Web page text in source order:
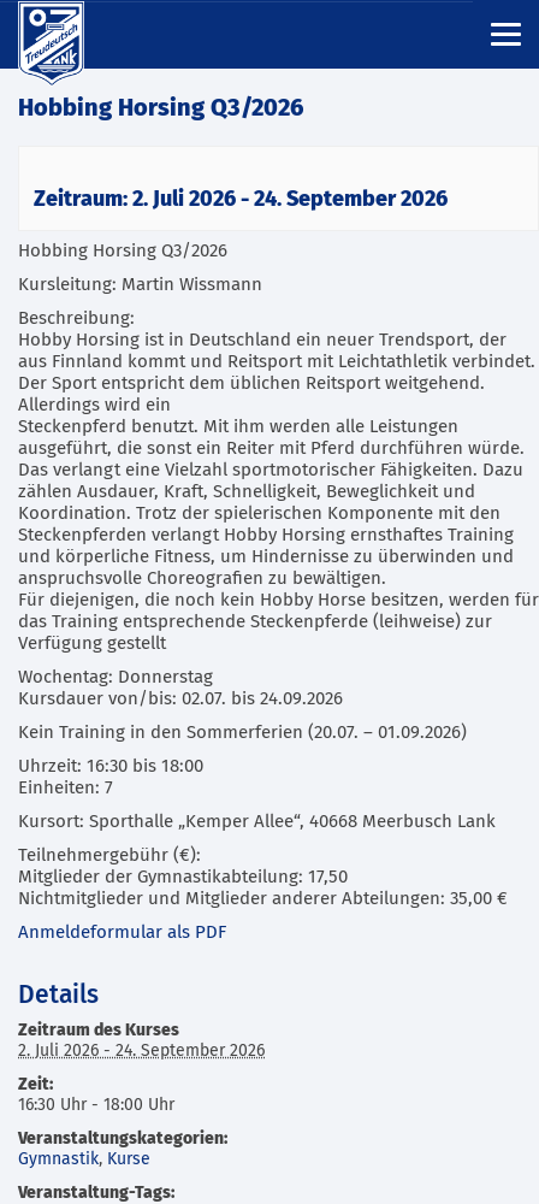
Hobbing Horsing Q3/2026
Zeitraum: 2. Juli 2026 - 24. September 2026
Hobbing Horsing Q3/2026
Kursleitung: Martin Wissmann
Beschreibung:
Hobby Horsing ist in Deutschland ein neuer Trendsport, der
aus Finnland kommt und Reitsport mit Leichtathletik verbindet.
Der Sport entspricht dem üblichen Reitsport weitgehend.
Allerdings wird ein
Steckenpferd benutzt. Mit ihm werden alle Leistungen
ausgeführt, die sonst ein Reiter mit Pferd durchführen würde.
Das verlangt eine Vielzahl sportmotorischer Fähigkeiten. Dazu
zählen Ausdauer, Kraft, Schnelligkeit, Beweglichkeit und
Koordination. Trotz der spielerischen Komponente mit den
Steckenpferden verlangt Hobby Horsing ernsthaftes Training
und körperliche Fitness, um Hindernisse zu überwinden und
anspruchsvolle Choreografien zu bewältigen.
Für diejenigen, die noch kein Hobby Horse besitzen, werden für
das Training entsprechende Steckenpferde (leihweise) zur
Verfügung gestellt
Wochentag: Donnerstag
Kursdauer von/bis: 02.07. bis 24.09.2026
Kein Training in den Sommerferien (20.07. – 01.09.2026)
Uhrzeit: 16:30 bis 18:00
Einheiten: 7
Kursort: Sporthalle „Kemper Allee“, 40668 Meerbusch Lank
Teilnehmergebühr (€):
Mitglieder der Gymnastikabteilung: 17,50
Nichtmitglieder und Mitglieder anderer Abteilungen: 35,00 €
Anmeldeformular als PDF
Details
Zeitraum des Kurses
2. Juli 2026 - 24. September 2026
Zeit:
16:30 Uhr - 18:00 Uhr
Veranstaltungskategorien:
Gymnastik, Kurse
Veranstaltung-Tags: